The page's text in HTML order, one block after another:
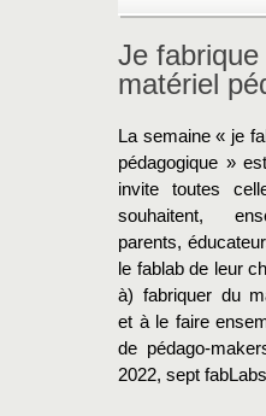
Je fabrique
matériel
La semaine « je
pédagogique »
invite toutes
souhaitent,
parents,
le fablab de leur
à) fabriquer du
et à le faire
de pédago-
2022, sept